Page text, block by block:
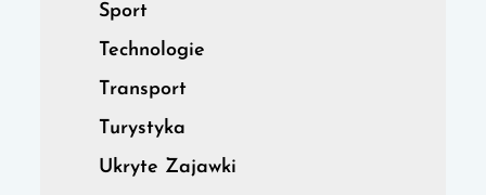
Sport
Technologie
Transport
Turystyka
Ukryte Zajawki